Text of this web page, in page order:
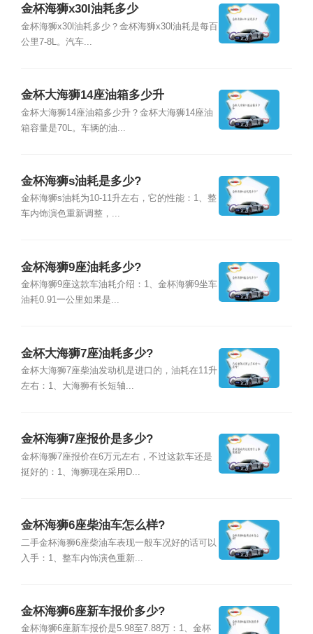
金杯海狮x30l油耗多少
金杯海狮x30l油耗多少？金杯海狮x30l油耗是每百
公里7-8L。汽车...
金杯大海狮14座油箱多少升
金杯大海狮14座油箱多少升？金杯大海狮14座油
箱容量是70L。车辆的油...
金杯海狮s油耗是多少?
金杯海狮s油耗为10-11升左右，它的性能：1、整
车内饰演色重新调整，...
金杯海狮9座油耗多少?
金杯海狮9座这款车油耗介绍：1、金杯海狮9坐车
油耗0.91一公里如果是...
金杯大海狮7座油耗多少?
金杯大海狮7座柴油发动机是进口的，油耗在11升
左右：1、大海狮有长短轴...
金杯海狮7座报价是多少?
金杯海狮7座报价在6万元左右，不过这款车还是
挺好的：1、海狮现在采用D...
金杯海狮6座柴油车怎么样?
二手金杯海狮6座柴油车表现一般车况好的话可以
入手：1、整车内饰演色重新...
金杯海狮6座新车报价多少?
金杯海狮6座新车报价是5.98至7.88万：1、金杯